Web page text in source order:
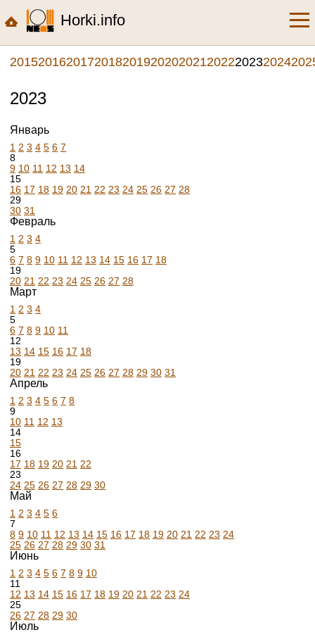
Horki.info
2015201620172018201920202021202220232024
2023
Январь
1 2 3 4 5 6 7
8
9 10 11 12 13 14
15
16 17 18 19 20 21 22 23 24 25 26 27 28
29
30 31
Февраль
1 2 3 4
5
6 7 8 9 10 11 12 13 14 15 16 17 18
19
20 21 22 23 24 25 26 27 28
Март
1 2 3 4
5
6 7 8 9 10 11
12
13 14 15 16 17 18
19
20 21 22 23 24 25 26 27 28 29 30 31
Апрель
1 2 3 4 5 6 7 8
9
10 11 12 13
14
15
16
17 18 19 20 21 22
23
24 25 26 27 28 29 30
Май
1 2 3 4 5 6
7
8 9 10 11 12 13 14 15 16 17 18 19 20 21 22 23 24
25 26 27 28 29 30 31
Июнь
1 2 3 4 5 6 7 8 9 10
11
12 13 14 15 16 17 18 19 20 21 22 23 24
25
26 27 28 29 30
Июль